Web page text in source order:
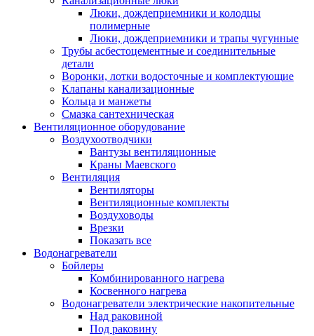
Люки, дождеприемники и колодцы
полимерные
Люки, дождеприемники и трапы чугунные
Трубы асбестоцементные и соединительные
детали
Воронки, лотки водосточные и комплектующие
Клапаны канализационные
Кольца и манжеты
Смазка сантехническая
Вентиляционное оборудование
Воздухоотводчики
Вантузы вентиляционные
Краны Маевского
Вентиляция
Вентиляторы
Вентиляционные комплекты
Воздуховоды
Врезки
Показать все
Водонагреватели
Бойлеры
Комбинированного нагрева
Косвенного нагрева
Водонагреватели электрические накопительные
Над раковиной
Под раковину